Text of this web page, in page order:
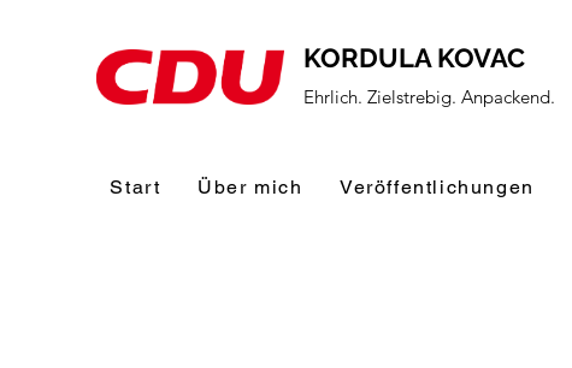
KORDULA KOVAC
Ehrlich. Zielstrebig. Anpackend.
Start Über mich Veröffentlichungen